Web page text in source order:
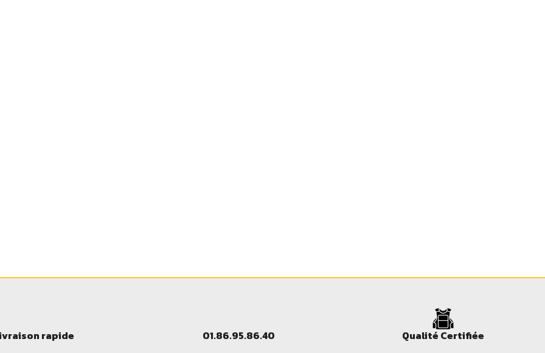
rapide 01.86.95.86.40 Qualité Certifiée